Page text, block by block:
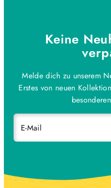
Keine
Melde dich zu unserem
Erstes von neuen
E-Mail